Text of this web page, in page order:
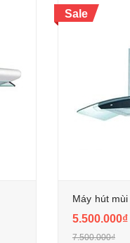
Sale
Máy hút
5.500.000₫
7.500.000₫